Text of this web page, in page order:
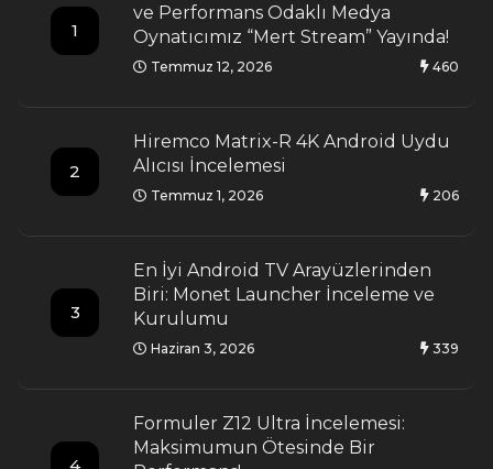
1
ve Performans Odaklı Medya
Oynatıcımız “Mert Stream” Yayında!
Temmuz 12, 2026 460
2
Hiremco Matrix-R 4K Android Uydu
Alıcısı İncelemesi
Temmuz 1, 2026 206
3
En İyi Android TV Arayüzlerinden
Biri: Monet Launcher İnceleme ve
Kurulumu
Haziran 3, 2026 339
Formuler Z12 Ultra İncelemesi:
Maksimumun Ötesinde Bir